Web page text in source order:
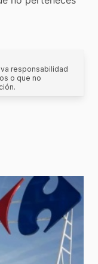
responsabilidad
o que no